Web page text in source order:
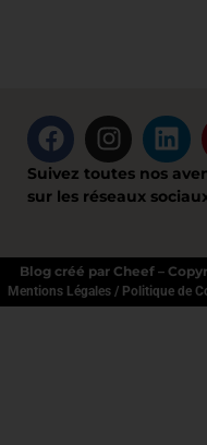
Suivez toutes nos
sur les réseaux
Blog créé par Cheef –
Mentions Légales / Politique de